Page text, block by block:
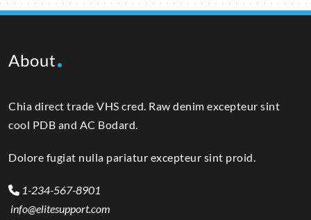
About
Chia direct trade VHS cred. Raw denim excepteur sint
cool PDB and AC Bodard.
Dolore fugiat nulla pariatur excepteur sint proid.
1-234-567-8901
info@elitesupport.com